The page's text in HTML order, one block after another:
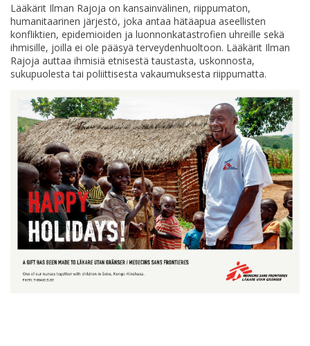
Lääkärit Ilman Rajoja on kansainvälinen, riippumaton,
humanitaarinen järjestö, joka antaa hätäapua aseellisten
konfliktien, epidemioiden ja luonnonkatastrofien uhreille sekä
ihmisille, joilla ei ole pääsyä terveydenhuoltoon. Lääkärit Ilman
Rajoja auttaa ihmisiä etnisestä taustasta, uskonnosta,
sukupuolesta tai poliittisesta vakaumuksesta riippumatta.